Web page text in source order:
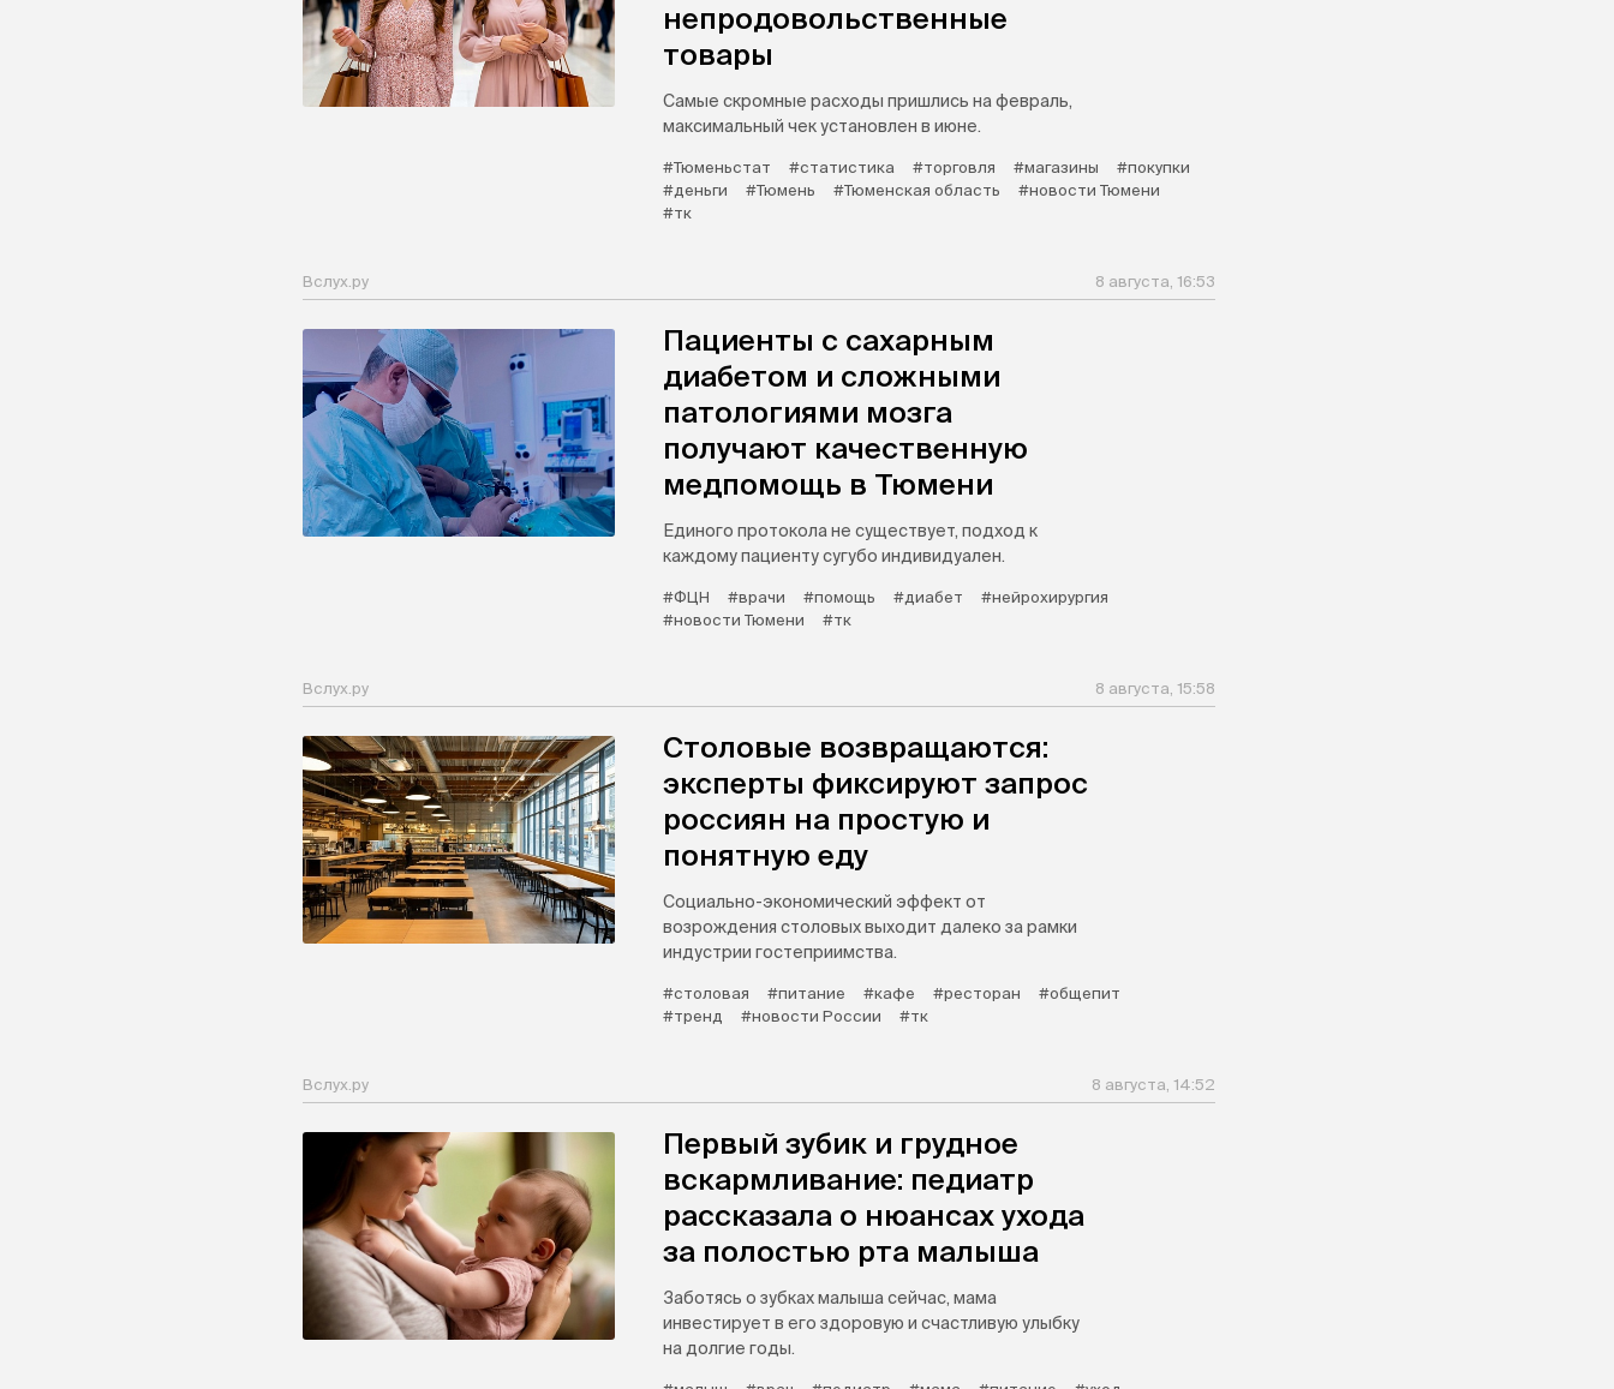
непродовольственные
товары
Самые скромные расходы пришлись на февраль,
максимальный чек установлен в июне.
#Тюменьстат #статистика #торговля #магазины
#покупки
#деньги
#Тюмень #Тюменская область
#новости Тюмени
#тк
Вслух.ру 8 августа, 16:53
Пациенты с сахарным
диабетом и сложными
патологиями мозга
получают качественную
медпомощь в Тюмени
Единого протокола не существует, подход к
каждому пациенту сугубо индивидуален.
#ФЦН #врачи #помощь #диабет
#нейрохирургия
#новости Тюмени
#тк
Вслух.ру 8 августа, 15:58
Столовые возвращаются:
эксперты фиксируют запрос
россиян на простую и
понятную еду
Социально-экономический эффект от
возрождения столовых выходит далеко за рамки
индустрии гостеприимства.
#столовая #питание #кафе #ресторан
#общепит
#тренд
#новости России #тк
Вслух.ру 8 августа, 14:52
Первый зубик и грудное
вскармливание: педиатр
рассказала о нюансах ухода
за полостью рта малыша
Заботясь о зубках малыша сейчас, мама
инвестирует в его здоровую и счастливую улыбку
на долгие годы.